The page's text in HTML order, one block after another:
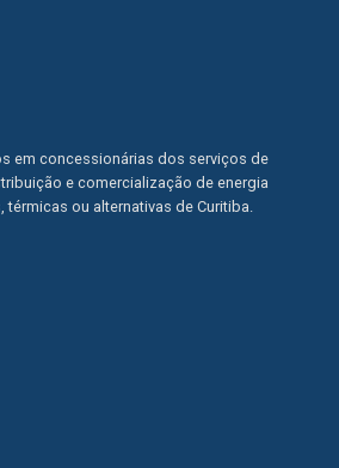
em concessionárias dos serviços de
e comercialização de energia
ou alternativas de Curitiba.